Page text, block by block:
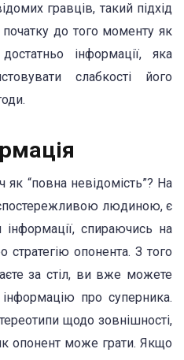
гравців, такий підхід
до того моменту як
інформації, яка
слабкості його
як “повна невідомість”? На
людиною, є
спираючись на
опонента. З того
за стіл, ви вже можете
про суперника.
щодо зовнішності,
опонент може грати. Якщо